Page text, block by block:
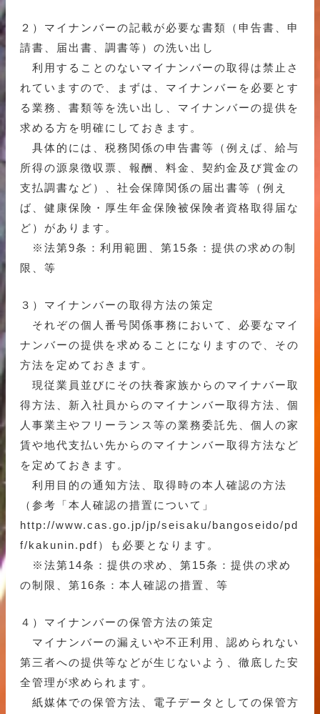
２）マイナンバーの記載が必要な書類（申告書、申
請書、届出書、調書等）の洗い出し
利用することのないマイナンバーの取得は禁止さ
れていますので、まずは、マイナンバーを必要とす
る業務、書類等を洗い出し、マイナンバーの提供を
求める方を明確にしておきます。
具体的には、税務関係の申告書等（例えば、給与
所得の源泉徴収票、報酬、料金、契約金及び賞金の
支払調書など）、社会保障関係の届出書等（例え
ば、健康保険・厚生年金保険被保険者資格取得届な
ど）があります。
※法第9条：利用範囲、第15条：提供の求めの制
限、等
３）マイナンバーの取得方法の策定
それぞの個人番号関係事務において、必要なマイ
ナンバーの提供を求めることになりますので、その
方法を定めておきます。
現従業員並びにその扶養家族からのマイナバー取
得方法、新入社員からのマイナンバー取得方法、個
人事業主やフリーランス等の業務委託先、個人の家
賃や地代支払い先からのマイナンバー取得方法など
を定めておきます。
利用目的の通知方法、取得時の本人確認の方法
（参考「本人確認の措置について」
http://www.cas.go.jp/jp/seisaku/bangoseido/pd
f/kakunin.pdf）も必要となります。
※法第14条：提供の求め、第15条：提供の求め
の制限、第16条：本人確認の措置、等
４）マイナンバーの保管方法の策定
マイナンバーの漏えいや不正利用、認められない
第三者への提供等などが生じないよう、徹底した安
全管理が求められます。
紙媒体での保管方法、電子データとしての保管方